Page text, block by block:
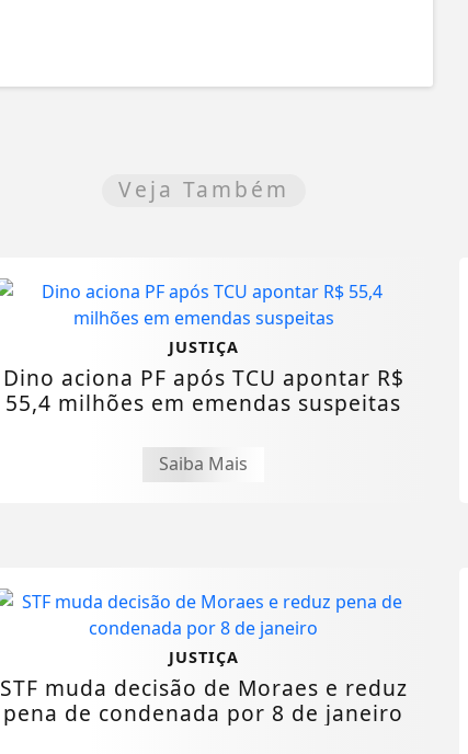
Veja Também
JUSTIÇA
Dino aciona PF após TCU apontar R$
55,4 milhões em emendas suspeitas
Saiba Mais
JUSTIÇA
STF muda decisão de Moraes e reduz
pena de condenada por 8 de janeiro